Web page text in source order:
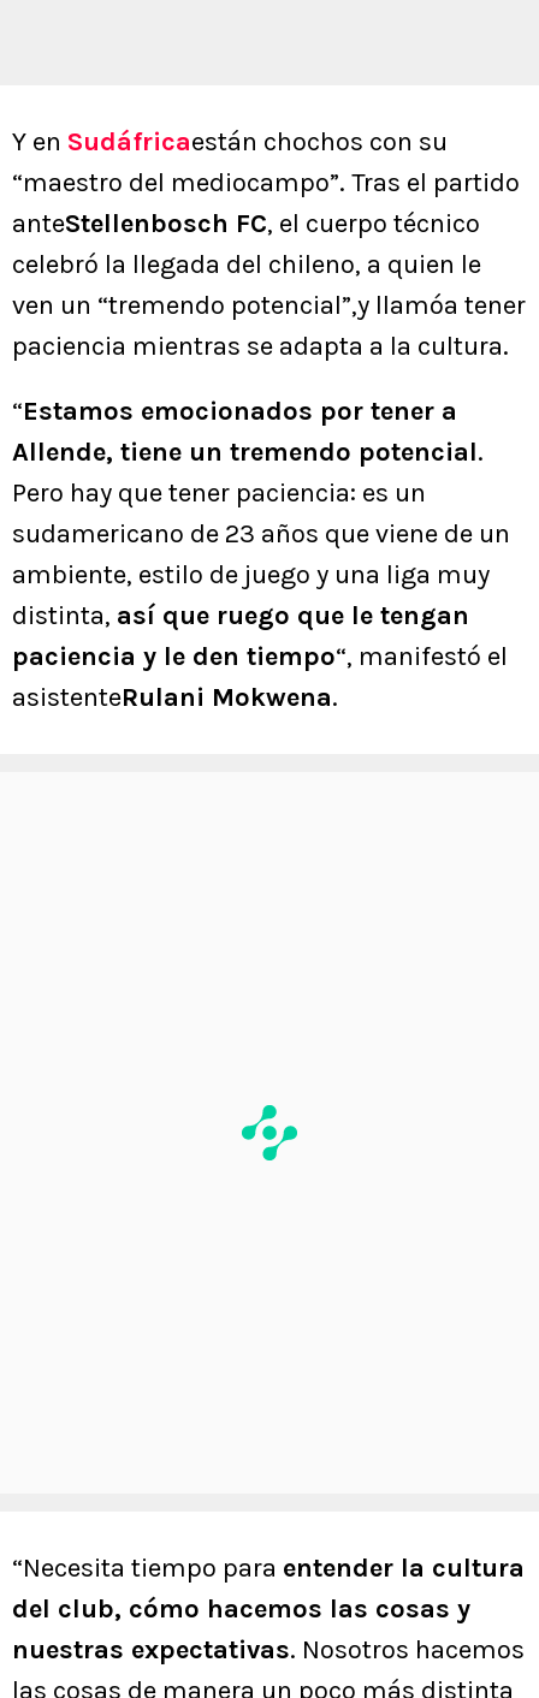
Y en Sudáfricaestán chochos con su
“maestro del mediocampo”. Tras el partido
anteStellenbosch FC, el cuerpo técnico
celebró la llegada del chileno, a quien le
ven un “tremendo potencial”,y llamóa tener
paciencia mientras se adapta a la cultura.
“Estamos emocionados por tener a
Allende, tiene un tremendo potencial.
Pero hay que tener paciencia: es un
sudamericano de 23 años que viene de un
ambiente, estilo de juego y una liga muy
distinta, así que ruego que le tengan
paciencia y le den tiempo“, manifestó el
asistenteRulani Mokwena.
“Necesita tiempo para entender la cultura
del club, cómo hacemos las cosas y
nuestras expectativas. Nosotros hacemos
las cosas de manera un poco más distinta